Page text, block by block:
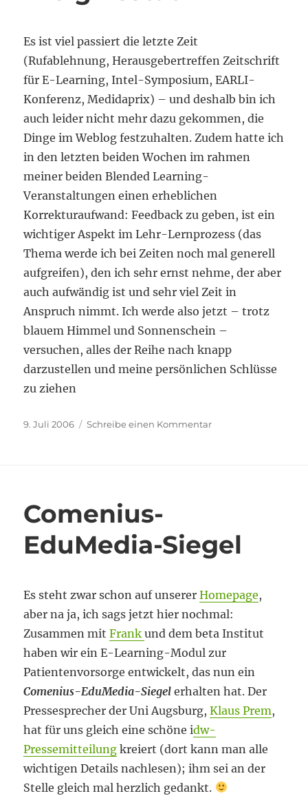
Es ist viel passiert die letzte Zeit
(Rufablehnung, Herausgebertreffen Zeitschrift
für E-Learning, Intel-Symposium, EARLI-
Konferenz, Medidaprix) – und deshalb bin ich
auch leider nicht mehr dazu gekommen, die
Dinge im Weblog festzuhalten. Zudem hatte ich
in den letzten beiden Wochen im rahmen
meiner beiden Blended Learning-
Veranstaltungen einen erheblichen
Korrekturaufwand: Feedback zu geben, ist ein
wichtiger Aspekt im Lehr-Lernprozess (das
Thema werde ich bei Zeiten noch mal generell
aufgreifen), den ich sehr ernst nehme, der aber
auch aufwändig ist und sehr viel Zeit in
Anspruch nimmt. Ich werde also jetzt – trotz
blauem Himmel und Sonnenschein –
versuchen, alles der Reihe nach knapp
darzustellen und meine persönlichen Schlüsse
zu ziehen
Veröffentlicht
9. Juli 2006 Schreibe einen Kommentarzu
Comenius-
EduMedia-Siegel
Es steht zwar schon auf unsererHomepage,
aber na ja, ich sags jetzt hier nochmal:
Zusammen mitFrankund dem beta Institut
haben wir ein E-Learning-Modul zur
Patientenvorsorge entwickelt, das nun ein
Comenius-EduMedia-Siegel erhalten hat. Der
Pressesprecher der Uni Augsburg,Klaus Prem,
hat für uns gleich eine schöne idw-
Pressemitteilung kreiert (dort kann man alle
wichtigen Details nachlesen); ihm sei an der
Stelle gleich mal herzlich gedankt.